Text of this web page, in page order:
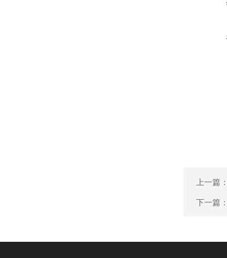
上一篇
下一篇